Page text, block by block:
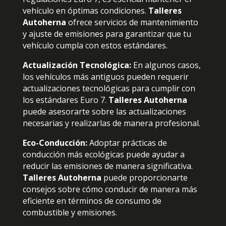
vehículo en óptimas condiciones. Talleres
Autoherna ofrece servicios de mantenimiento
y ajuste de emisiones para garantizar que tu
vehículo cumpla con estos estándares.
Actualización Tecnológica:En algunos casos,
los vehículos más antiguos pueden requerir
actualizaciones tecnológicas para cumplir con
los estándares Euro 7. Talleres Autoherna
puede asesorarte sobre las actualizaciones
necesarias y realizarlas de manera profesional.
Eco-Conducción:Adoptar prácticas de
conducción más ecológicas puede ayudar a
reducir las emisiones de manera significativa.
Talleres Autoherna puede proporcionarte
consejos sobre cómo conducir de manera más
eficiente en términos de consumo de
combustible y emisiones.